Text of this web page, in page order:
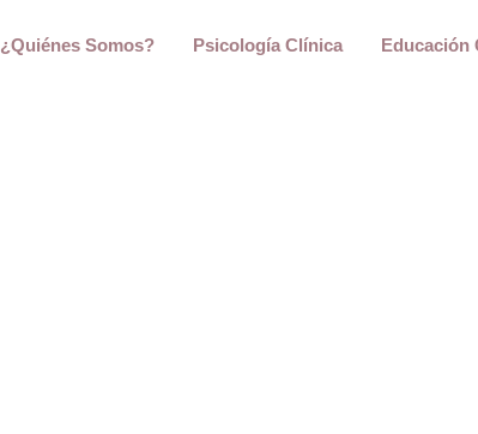
¿Quiénes Somos? Psicología Clínica Educación